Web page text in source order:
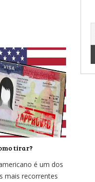
tirar?
é um dos
mais recorrentes